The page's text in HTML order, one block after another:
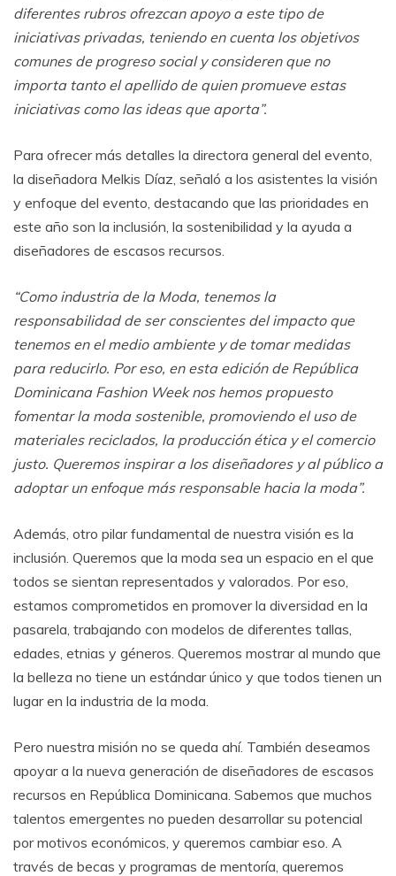
diferentes rubros ofrezcan apoyo a este tipo de
iniciativas privadas, teniendo en cuenta los objetivos
comunes de progreso social y consideren que no
importa tanto el apellido de quien promueve estas
iniciativas como las ideas que aporta”.
Para ofrecer más detalles la directora general del evento,
la diseñadora Melkis Díaz, señaló a los asistentes la visión
y enfoque del evento, destacando que las prioridades en
este año son la inclusión, la sostenibilidad y la ayuda a
diseñadores de escasos recursos.
“Como industria de la Moda, tenemos la
responsabilidad de ser conscientes del impacto que
tenemos en el medio ambiente y de tomar medidas
para reducirlo. Por eso, en esta edición de República
Dominicana Fashion Week nos hemos propuesto
fomentar la moda sostenible, promoviendo el uso de
materiales reciclados, la producción ética y el comercio
justo. Queremos inspirar a los diseñadores y al público a
adoptar un enfoque más responsable hacia la moda”.
Además, otro pilar fundamental de nuestra visión es la
inclusión. Queremos que la moda sea un espacio en el que
todos se sientan representados y valorados. Por eso,
estamos comprometidos en promover la diversidad en la
pasarela, trabajando con modelos de diferentes tallas,
edades, etnias y géneros. Queremos mostrar al mundo que
la belleza no tiene un estándar único y que todos tienen un
lugar en la industria de la moda.
Pero nuestra misión no se queda ahí. También deseamos
apoyar a la nueva generación de diseñadores de escasos
recursos en República Dominicana. Sabemos que muchos
talentos emergentes no pueden desarrollar su potencial
por motivos económicos, y queremos cambiar eso. A
través de becas y programas de mentoría, queremos